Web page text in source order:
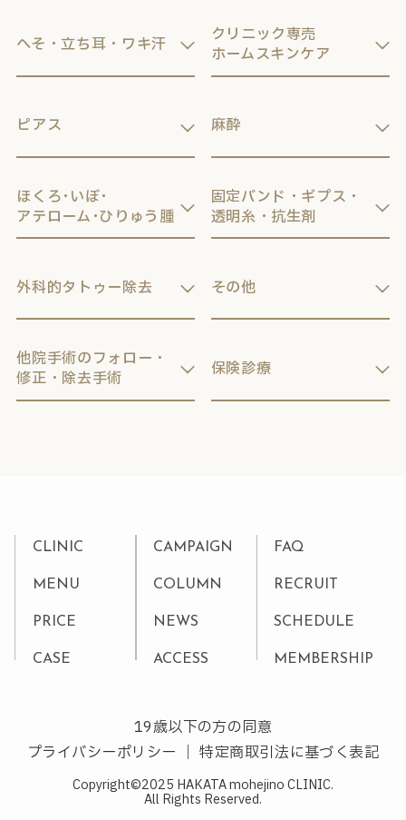
へそ・立ち耳・ワキ汗
ピアス
ほくろ･いぼ･
アテローム･ひりゅう腫
外科的タトゥー除去
他院手術のフォロー・
修正・除去手術
クリニック専売
ホームスキンケア
麻酔
固定バンド・ギプス・
透明糸・抗生剤
その他
保険診療
CLINIC
MENU
PRICE
CASE
CAMPAIGN
COLUMN
NEWS
ACCESS
FAQ
RECRUIT
SCHEDULE
MEMBERSHIP
19歳以下の方の同意
プライバシーポリシー ｜特定商取引法に基づく表記
Copyright©2025 HAKATA mohejino CLINIC.
All Rights Reserved.